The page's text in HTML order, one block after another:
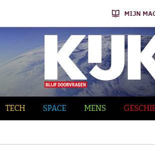
MIJN
TECH SPACE MENS